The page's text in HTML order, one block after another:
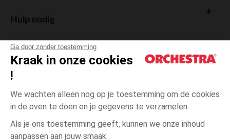
Ga door zonder toestemming
Kraak in onze cookies
!
We wachten alleen nog op je toestemming om de cookies
in de oven te doen en je gegevens te verzamelen.
Als je ons toestemming geeft, kunnen we onze inhoud
aanpassen aan jouw smaak.
Hulp nodig